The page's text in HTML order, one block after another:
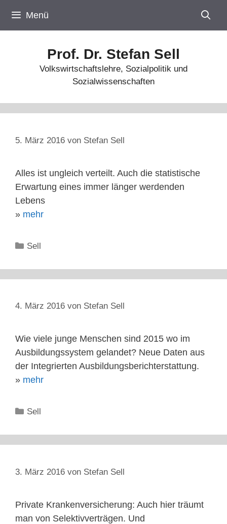
Inhalt
springen
Menü
Prof. Dr. Stefan Sell
Volkswirtschaftslehre, Sozialpolitik und
Sozialwissenschaften
5. März 2016 von Stefan Sell
Alles ist ungleich verteilt. Auch die statistische
Erwartung eines immer länger werdenden
Lebens
» mehr
Kategorien
Sell
4. März 2016 von Stefan Sell
Wie viele junge Menschen sind 2015 wo im
Ausbildungssystem gelandet? Neue Daten aus
der Integrierten Ausbildungsberichterstattung.
» mehr
Kategorien
Sell
3. März 2016 von Stefan Sell
Private Krankenversicherung: Auch hier träumt
man von Selektivverträgen. Und